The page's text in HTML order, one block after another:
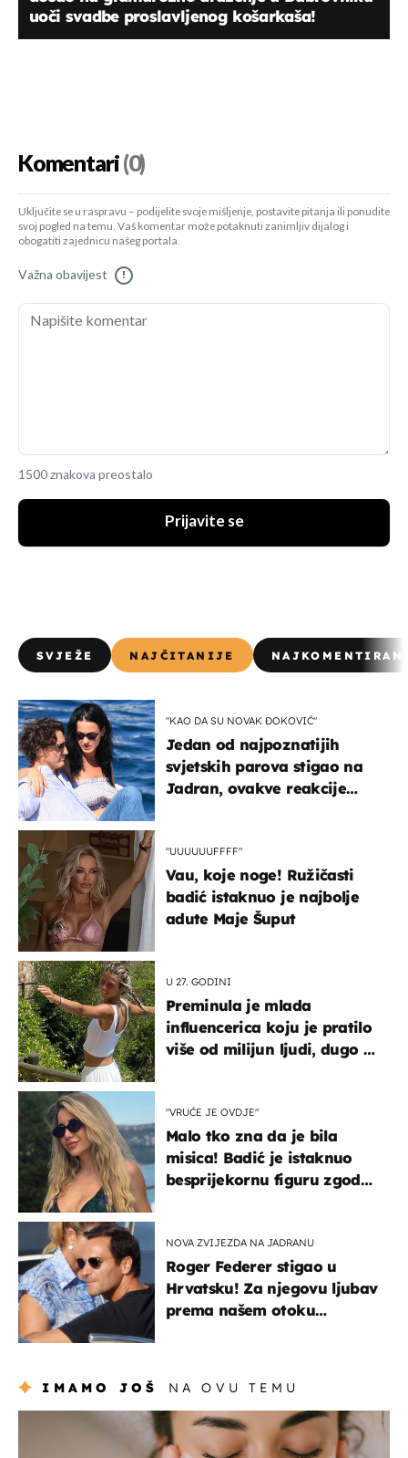
uoči svadbe proslavljenog košarkaša!
Komentari(0)
Uključite se u raspravu – podijelite svoje mišljenje, postavite pitanja ili ponudite
svoj pogled na temu. Vaš komentar može potaknuti zanimljiv dijalog i
obogatiti zajednicu našeg portala.
Važna obavijest !
1500 znakova preostalo
Prijavite se
SVJEŽE NAJČITANIJE
"KAO DA SU NOVAK ĐOKOVIĆ"
Jedan od najpoznatijih
svjetskih parova stigao na
Jadran, ovakve reakcije
"UUUUUUFFFF"
Vau, koje noge! Ružičasti
badić istaknuo je najbolje
adute Maje Šuput
U 27. GODINI
Preminula je mlada
influencerica koju je pratilo
više od milijun ljudi, dugo se
"VRUĆE JE OVDJE"
Malo tko zna da je bila
misica! Badić je istaknuo
besprijekornu figuru zgodne
NOVA ZVIJEZDA NA JADRANU
Roger Federer stigao u
Hrvatsku! Za njegovu ljubav
prema našem otoku
IMAMO JOŠ NA OVU TEMU
moda & ljepota